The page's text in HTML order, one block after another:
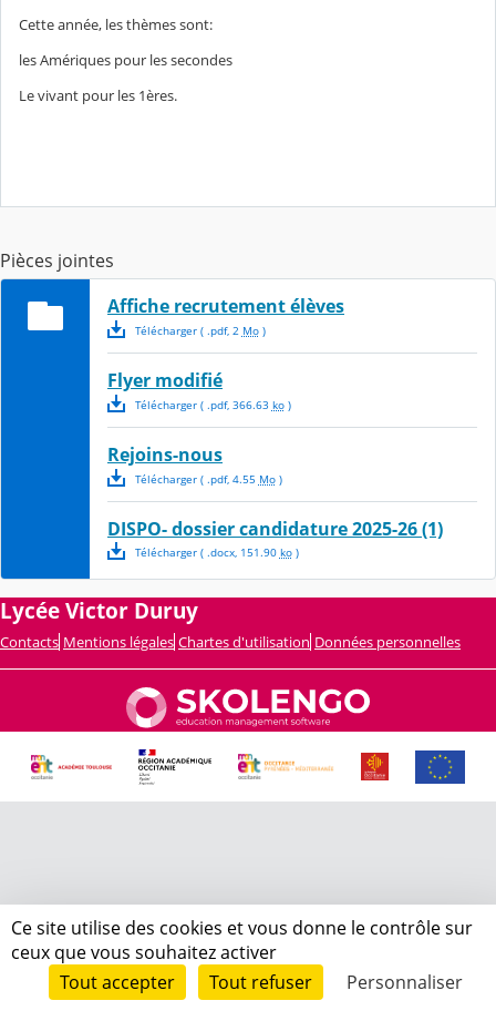
Cette année, les thèmes sont:
les Amériques pour les secondes
Le vivant pour les 1ères.
Pièces jointes
Affiche recrutement élèves
Télécharger( .pdf, 2 Mo)
Flyer modifié
Télécharger( .pdf, 366.63 ko)
Rejoins-nous
Télécharger( .pdf, 4.55 Mo)
DISPO- dossier candidature 2025-26 (1)
Télécharger( .docx, 151.90 ko)
Lycée Victor Duruy
Contacts Mentions légales Chartes d'utilisation Données personnelles
Ce site utilise des cookies et vous donne le contrôle sur
ceux que vous souhaitez activer
Tout accepter
Tout refuser Personnaliser